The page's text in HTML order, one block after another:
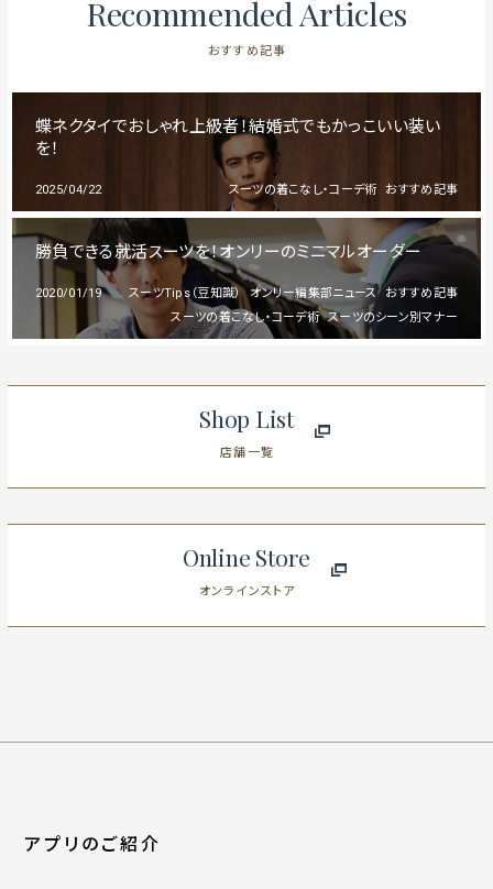
Recommended Articles
おすすめ記事
蝶ネクタイでおしゃれ上級者！結婚式でもかっこいい装い
を！
2025/04/22 おすすめ記事
スーツの着こなし・コーデ術
勝負できる就活スーツを！オンリーのミニマルオーダー
2020/01/19 おすすめ記事
オンリー編集部ニュース
スーツTips（豆知識）
スーツのシーン別マナー
スーツの着こなし・コーデ術
Shop List
店舗一覧
Online Store
オンラインストア
アプリのご紹介